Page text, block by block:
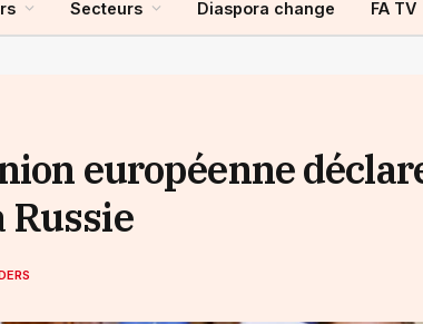
Secteurs Diaspora change FA TV
européenne
Russie